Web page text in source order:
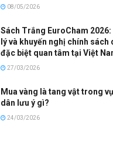
08/05/2026
Sách Trắng EuroCham
lý và khuyến nghị chính sách
đặc biệt quan tâm tại Việt
27/03/2026
Mua vàng là tang vật trong
dân lưu ý gì?
24/03/2026